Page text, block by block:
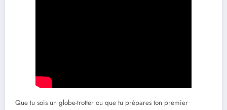
Que tu sois un globe-trotter ou que tu prépares ton premier